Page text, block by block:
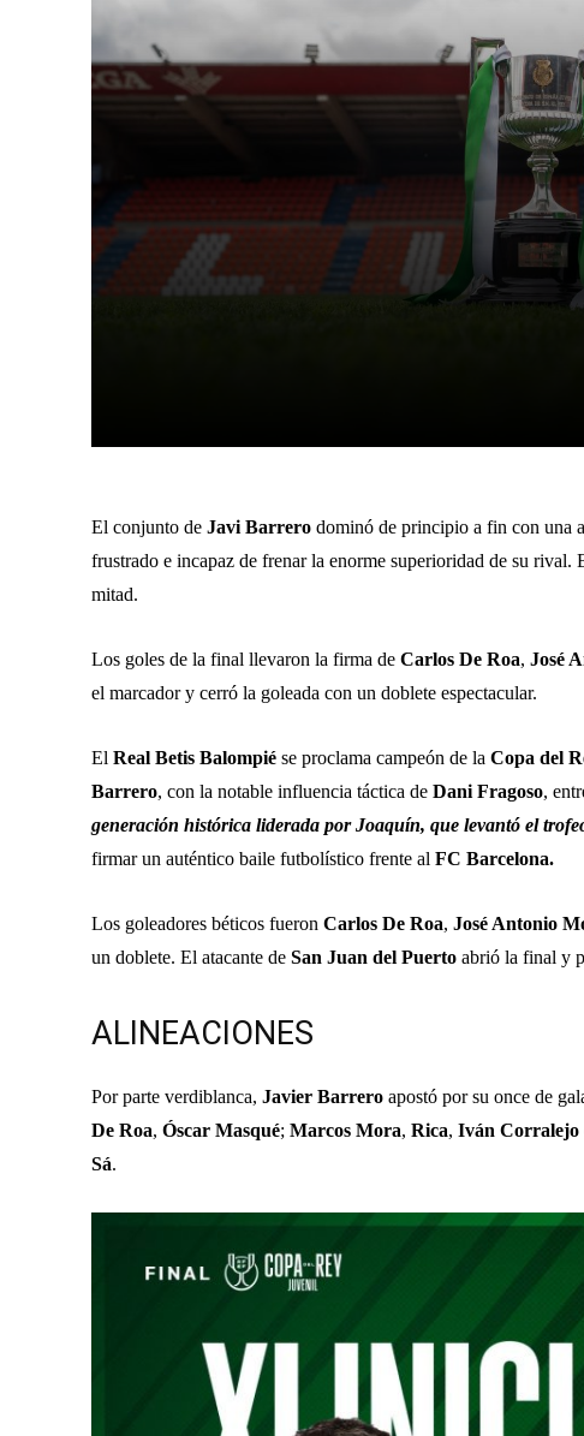
El conjunto de Javi Barrero dominó de principio a fin con una
frustrado e incapaz de frenar la enorme superioridad de su
mitad.
Los goles de la final llevaron la firma de Carlos De Roa, José
el marcador y cerró la goleada con un doblete espectacular.
El Real Betis Balompié se proclama campeón de la Copa del
Barrero, con la notable influencia táctica de Dani Fragoso,
generación histórica liderada por Joaquín, que levantó el
firmar un auténtico baile futbolístico frente al FC Barcelona.
Los goleadores béticos fueron Carlos De Roa, José Antonio
un doblete. El atacante de San Juan del Puerto abrió la final y
ALINEACIONES
Por parte verdiblanca, Javier Barrero apostó por su once de
De Roa, Óscar Masqué; Marcos Mora, Rica, Iván Corralejo
Sá.